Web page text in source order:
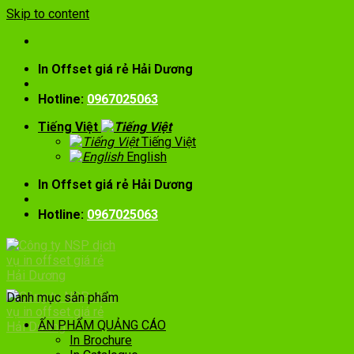
Skip to content
In Offset giá rẻ Hải Dương
Hotline: 0967025063
Tiếng Việt
Tiếng Việt
English
In Offset giá rẻ Hải Dương
Hotline: 0967025063
Danh mục sản phẩm
ẤN PHẨM QUẢNG CÁO
In Brochure